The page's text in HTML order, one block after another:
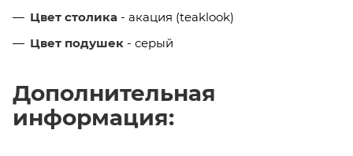
Цвет столика - акация (teaklook)
Цвет подушек - серый
Дополнительная
информация: